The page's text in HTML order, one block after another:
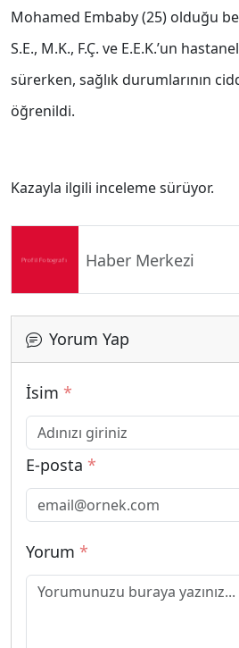
Mohamed Embaby (25) olduğu
S.E., M.K., F.Ç. ve E.E.K.’un
sürerken, sağlık durumlarının
öğrenildi.
Kazayla ilgili inceleme sürüyor.
Haber Merkezi
Yorum Yap
İsim *
E-posta *
Yorum *